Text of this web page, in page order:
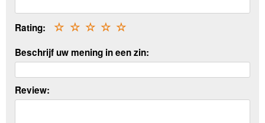
Rating: ☆
☆
☆
☆
☆
Beschrijf uw mening in een zin:
Review: